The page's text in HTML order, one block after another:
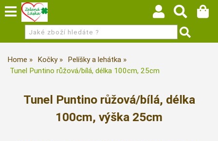
Home Kočky
Pelíšky a lehátka
Tunel Puntino růžová/bílá, délka 100cm, 25cm
Tunel Puntino růžová/bílá, délka
100cm, výška 25cm